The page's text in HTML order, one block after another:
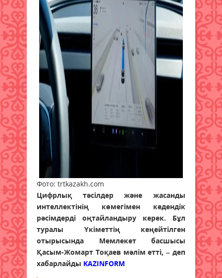
Фото: trtkazakh.com
Цифрлық тәсілдер және жасанды
интеллектінің көмегімен кедендік
рәсімдерді оңтайландыру керек. Бұл
туралы Үкіметтің кеңейтілген
отырысында Мемлекет басшысы
Қасым-Жомарт Тоқаев мәлім етті, – деп
хабарлайды KAZINFORM